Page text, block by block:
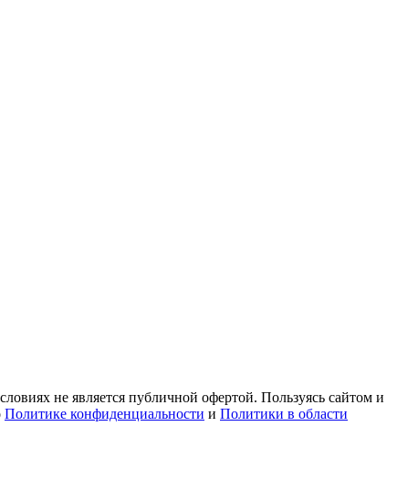
не является публичной офертой. Пользуясь сайтом и
Политике конфиденциальности и Политики в области